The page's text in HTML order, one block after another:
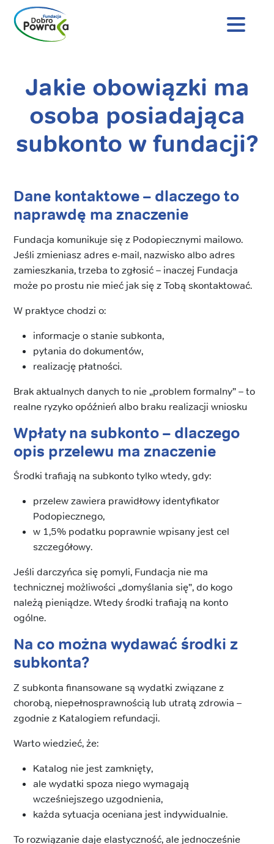
Nagłówek
głównaJakie obowiązki ma
osoba posiadająca
subkonto w fundacji?
Dane kontaktowe – dlaczego to
naprawdę ma znaczenie
Fundacja komunikuje się z Podopiecznymi mailowo.
Jeśli zmieniasz adres e-mail, nazwisko albo adres
zamieszkania, trzeba to zgłosić – inaczej Fundacja
może po prostu nie mieć jak się z Tobą skontaktować.
W praktyce chodzi o:
informacje o stanie subkonta,
pytania do dokumentów,
realizację płatności.
Brak aktualnych danych to nie „problem formalny” – to
realne ryzyko opóźnień albo braku realizacji wniosku
Wpłaty na subkonto – dlaczego
opis przelewu ma znaczenie
Środki trafiają na subkonto tylko wtedy, gdy:
przelew zawiera prawidłowy identyfikator
Podopiecznego,
w 1,5% podatku poprawnie wpisany jest cel
szczegółowy.
Jeśli darczyńca się pomyli, Fundacja nie ma
technicznej możliwości „domyślania się”, do kogo
należą pieniądze. Wtedy środki trafiają na konto
ogólne.
Na co można wydawać środki z
subkonta?
Z subkonta finansowane są wydatki związane z
chorobą, niepełnosprawnością lub utratą zdrowia –
zgodnie z Katalogiem refundacji.
Warto wiedzieć, że:
Katalog nie jest zamknięty,
ale wydatki spoza niego wymagają
wcześniejszego uzgodnienia,
każda sytuacja oceniana jest indywidualnie.
To rozwiązanie daje elastyczność, ale jednocześnie